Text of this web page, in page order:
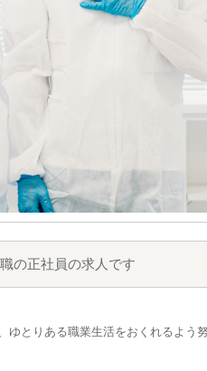
の正社員の求人です
とりある職業生活をおくれるよう努